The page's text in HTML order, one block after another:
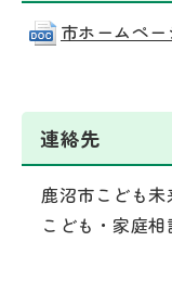
市ホームペ
連絡先
鹿沼市こども未
こども・家庭